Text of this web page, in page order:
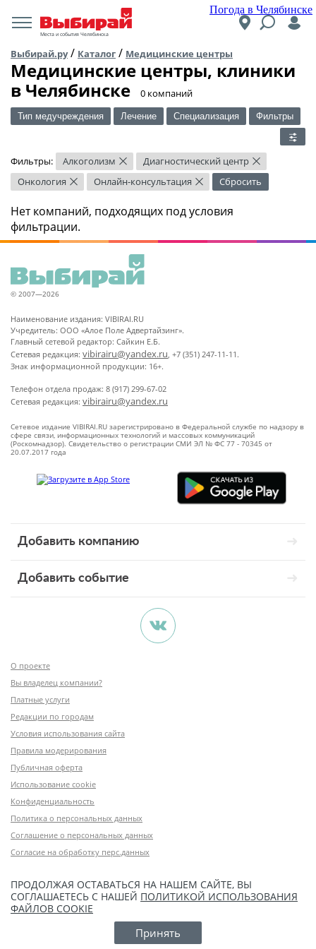
Погода в Челябинске
Места и события Челябинска
Выбирай.ру/ Каталог / Медицинские центры
Медицинские центры, клиники
в Челябинске
​0 компаний
Тип медучреждения Лечение Специализация Фильтры
Фильтры: Алкоголизм × Диагностический центр ×
Онкология × Онлайн-консультация × Сбросить
Нет компаний, подходящих под условия
фильтрации.
© 2007—2026
Наименование издания: VIBIRAI.RU
Учредитель: ООО «Алое Поле Адвертайзинг».
Главный сетевой редактор: Сайкин Е.Б.
Сетевая редакция: vibirairu@yandex.ru, +7 (351) 247-11-11.
Знак информационной продукции: 16+.
Телефон отдела продаж: 8 (917) 299-67-02
Сетевая редакция: vibirairu@yandex.ru
Сетевое издание VIBIRAI.RU зарегистрировано в Федеральной службе по надзору в
сфере связи, информационных технологий и массовых коммуникаций
(Роскомнадзор). Свидетельство о регистрации СМИ ЭЛ № ФС 77 - 70345 от
20.07.2017 года
Добавить компанию
Добавить событие
О проекте
Вы владелец компании?
Платные услуги
Редакции по городам
Условия использования сайта
Правила модерирования
Публичная оферта
Использование cookie
Конфиденциальность
Политика о персональных данных
Соглашение о персональных данных
Согласие на обработку перс.данных
ПРОДОЛЖАЯ ОСТАВАТЬСЯ НА НАШЕМ САЙТЕ, ВЫ
СОГЛАШАЕТЕСЬ С НАШЕЙ ПОЛИТИКОЙ ИСПОЛЬЗОВАНИЯ
ФАЙЛОВ COOKIE
Принять